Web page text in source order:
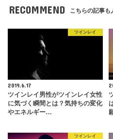
RECOMMEND こちらの記事も
ツインレイ
2019.6.17
ツインレイ男性がツインレイ女性
に気づく瞬間とは？気持ちの変化
やエネルギー…
ツインレイ